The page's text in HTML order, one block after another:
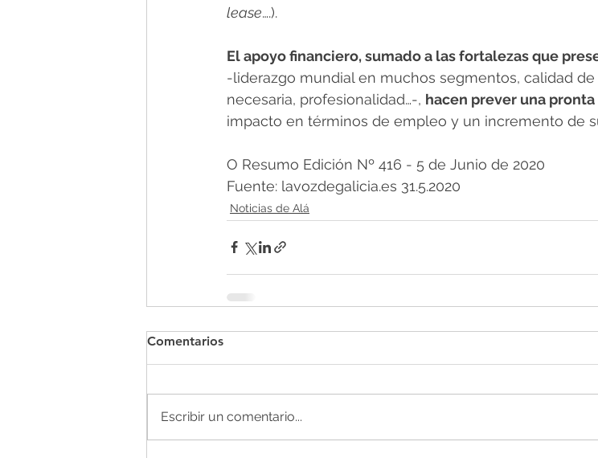
lease….).
El apoyo financiero, sumado a las fortalezas que
-liderazgo mundial en muchos segmentos, calidad
necesaria, profesionalidad…-, hacen prever una
impacto en términos de empleo y un incremento de
O Resumo Edición Nº 416 - 5 de Junio de 2020
Fuente: lavozdegalicia.es 31.5.2020
Noticias de Alá
Comentarios
Escribir un comentario...